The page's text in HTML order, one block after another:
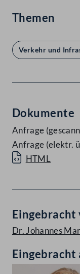
Themen
Verkehr und
Dokumente
Anfrage
Anfrage (elektr.
HTML
Eingebracht
Dr. Johannes
Eingebracht